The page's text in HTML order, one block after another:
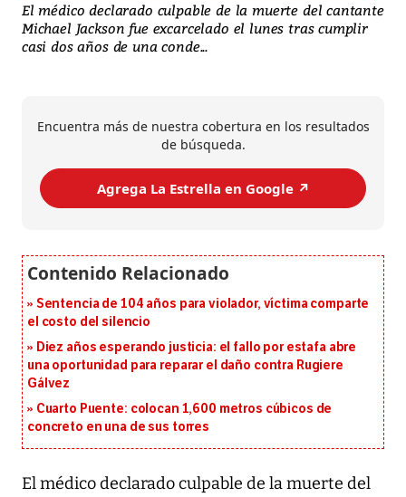
El médico declarado culpable de la muerte del cantante
Michael Jackson fue excarcelado el lunes tras cumplir
casi dos años de una conde...
Encuentra más de nuestra cobertura en los resultados
de búsqueda.
Agrega La Estrella en Google ↗️
Sentencia de 104 años para violador, víctima comparte
el costo del silencio
Diez años esperando justicia: el fallo por estafa abre
una oportunidad para reparar el daño contra Rugiere
Gálvez
Cuarto Puente: colocan 1,600 metros cúbicos de
concreto en una de sus torres
El médico declarado culpable de la muerte del